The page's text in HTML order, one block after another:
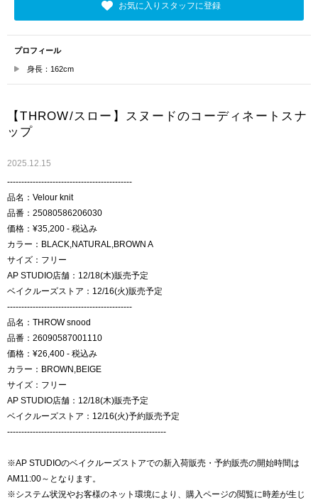
お気に入りスタッフに登録
プロフィール
身長：162cm
【THROW/スロー】スヌードのコーディネートスナ
ップ
2025.12.15
--------------------------------------------
品名：Velour knit
品番：25080586206030
価格：¥35,200 - 税込み
カラー：BLACK,NATURAL,BROWN A
サイズ：フリー
AP STUDIO店舗：12/18(木)販売予定
ベイクルーズストア：12/16(火)販売予定
--------------------------------------------
品名：THROW snood
品番：26090587001110
価格：¥26,400 - 税込み
カラー：BROWN,BEIGE
サイズ：フリー
AP STUDIO店舗：12/18(木)販売予定
ベイクルーズストア：12/16(火)予約販売予定
--------------------------------------------------------
※AP STUDIOのベイクルーズストアでの新入荷販売・予約販売の開始時間は
AM11:00～となります。
※システム状況やお客様のネット環境により、購入ページの閲覧に時差が生じ